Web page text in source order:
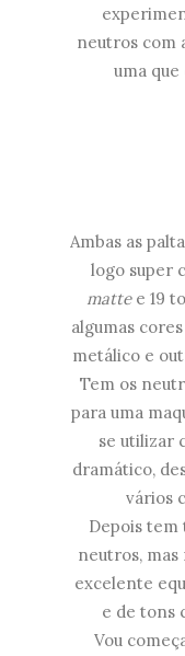
neutros com
uma
Ambas as
logo super
matte e 19
algumas
metálico e
Tem os
para uma
se utilizar
dramático,
vários
Depois tem
neutros,
excelente
e de tons
Vou